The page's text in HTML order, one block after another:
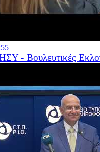
- Βουλευτικές